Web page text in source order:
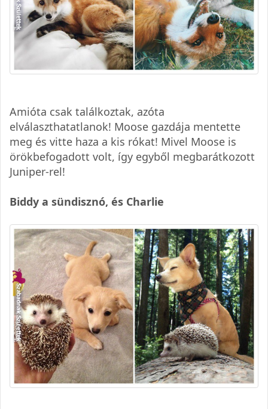
Amióta csak találkoztak, azóta
elválaszthatatlanok! Moose gazdája mentette
meg és vitte haza a kis rókat! Mivel Moose is
örökbefogadott volt, így egyből megbarátkozott
Juniper-rel!
Biddy a sündisznó, és Charlie